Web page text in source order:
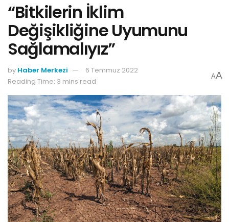
“Bitkilerin İklim
Değişikliğine Uyumunu
Sağlamalıyız”
by Haber Merkezi
6 Temmuz 2022
Reading Time: 3 mins read
AA